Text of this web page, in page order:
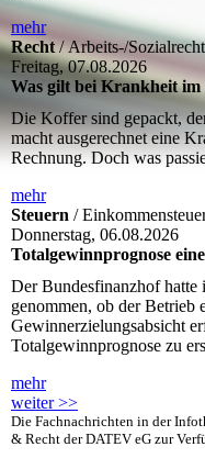
mehr
Recht/ Arbeits-/
Freitag, 07.08.2026
Was gilt bei Krankheit
Die Koffer sind gepackt,
macht ausgerechnet eine
Rechnung. Doch was
mehr
Steuern /
Donnerstag, 06.08.2026
Totalgewinnprognose
Der Bundesfinanzhof
genommen, ob der Betrieb
Gewinnerzielungsabsicht
Totalgewinnprognose zu
mehr
weiter >>
Die Fachnachrichten in der
& Recht der DATEV eG zur